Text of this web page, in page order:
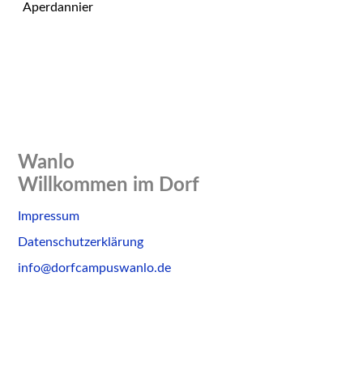
Aperdannier
Wanlo
Willkommen im Dorf
Skip
to
Impressum
Datenschutzerklärung
info@dorfcampuswanlo.de